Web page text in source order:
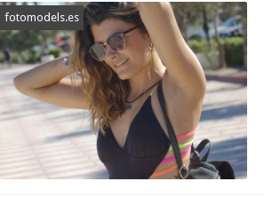
fotomodels.es